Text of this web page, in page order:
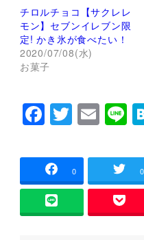
し
い
ウ
ィ
ン
ド
ウ
で
す
)
ク
し
て
く
だ
さ
ウ
ィ
ン
開
き
ま
す
チロルチョコ【サクレレ
モン】セブンイレブン限
定! かき氷が食べたい！
2020/07/08(水)
お菓子
F
a
c
e
b
o
T
wi
tt
er
E
m
ai
l
n
e
0 0